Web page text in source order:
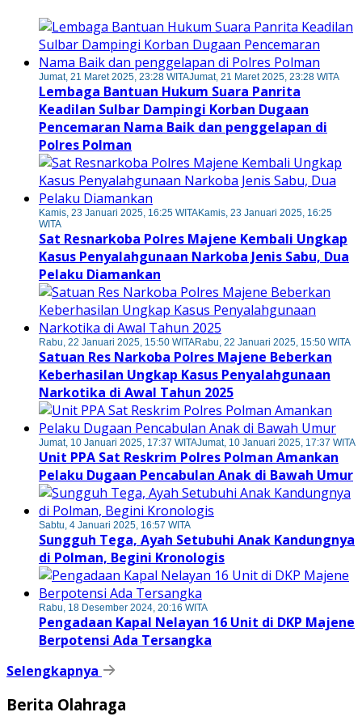
Jumat, 21 Maret 2025, 23:28 WITAJumat, 21 Maret 2025, 23:28 WITA
Lembaga Bantuan Hukum Suara Panrita
Keadilan Sulbar Dampingi Korban Dugaan
Pencemaran Nama Baik dan penggelapan di
Polres Polman
Kamis, 23 Januari 2025, 16:25 WITAKamis, 23 Januari 2025, 16:25
WITA
Sat Resnarkoba Polres Majene Kembali Ungkap
Kasus Penyalahgunaan Narkoba Jenis Sabu, Dua
Pelaku Diamankan
Rabu, 22 Januari 2025, 15:50 WITARabu, 22 Januari 2025, 15:50 WITA
Satuan Res Narkoba Polres Majene Beberkan
Keberhasilan Ungkap Kasus Penyalahgunaan
Narkotika di Awal Tahun 2025
Jumat, 10 Januari 2025, 17:37 WITAJumat, 10 Januari 2025, 17:37 WITA
Unit PPA Sat Reskrim Polres Polman Amankan
Pelaku Dugaan Pencabulan Anak di Bawah Umur
Sabtu, 4 Januari 2025, 16:57 WITA
Sungguh Tega, Ayah Setubuhi Anak Kandungnya
di Polman, Begini Kronologis
Rabu, 18 Desember 2024, 20:16 WITA
Pengadaan Kapal Nelayan 16 Unit di DKP Majene
Berpotensi Ada Tersangka
Selengkapnya
Berita Olahraga